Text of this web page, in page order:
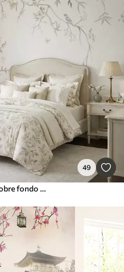
49
Delicadas flores y pájaros sobre fondo de tiza.